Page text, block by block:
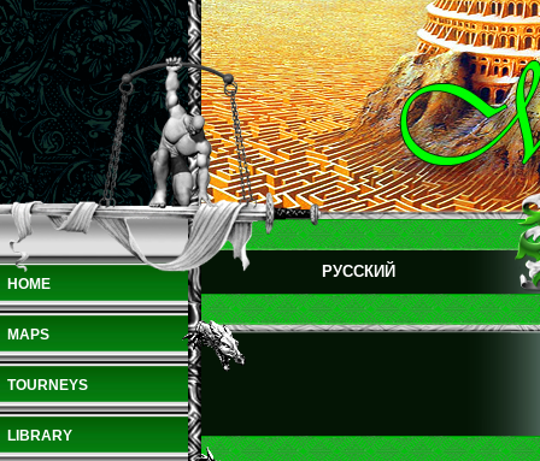
HOME
MAPS
TOURNEYS
LIBRARY
РУССКИЙ